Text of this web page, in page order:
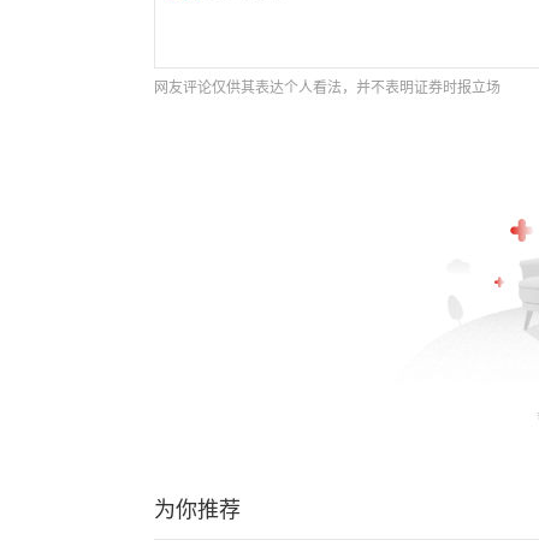
网友评论仅供其表达个人看法，并不表明证券时报立场
为你推荐